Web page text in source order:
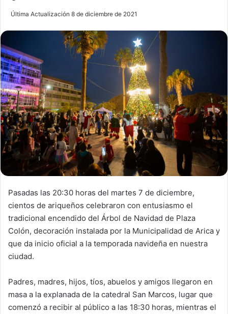
e
d
a
m
a
i
l
Última Actualización 8 de diciembre de 2021
Pasadas las 20:30 horas del martes 7 de diciembre,
cientos de ariqueños celebraron con entusiasmo el
tradicional encendido del Árbol de Navidad de Plaza
Colón, decoración instalada por la Municipalidad de Arica y
que da inicio oficial a la temporada navideña en nuestra
ciudad.
Padres, madres, hijos, tíos, abuelos y amigos llegaron en
masa a la explanada de la catedral San Marcos, lugar que
comenzó a recibir al público a las 18:30 horas, mientras el